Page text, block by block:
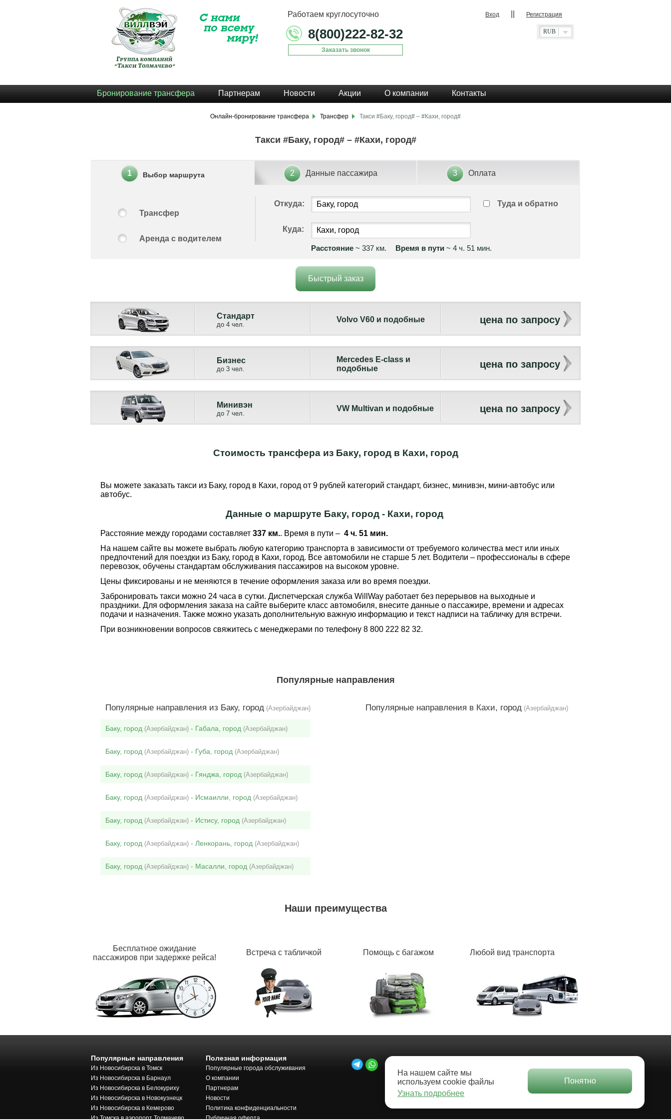
Работаем круглосуточно
8(800)222-82-32
Заказать звонок
Вход Регистрация
RUB
Бронирование трансфера Партнерам Новости Акции О компании Контакты
Онлайн-бронирование трансфера Трансфер Такси #Баку, город# – #Кахи, город#
Такси #Баку, город# – #Кахи, город#
1 Выбор маршрута 2 Данные пассажира 3 Оплата
Трансфер
Аренда с водителем
Откуда:
Куда:
Туда и обратно
Расстояние ~ 337 км. Время в пути ~ 4 ч. 51 мин.
Быстрый заказ
Стандарт
до 4 чел.
Volvo V60 и подобные цена по запросу
Бизнес
до 3 чел.
Mercedes Е-class и
подобные
цена по запросу
Минивэн
до 7 чел.
VW Multivan и подобные цена по запросу
Стоимость трансфера из Баку, город в Кахи, город
Вы можете заказать такси из Баку, город в Кахи, город от 9 рублей категорий стандарт, бизнес, минивэн, мини-автобус или
автобус.
Данные о маршруте Баку, город - Кахи, город
Расстояние между городами составляет 337 км.. Время в пути – 4 ч. 51 мин.
На нашем сайте вы можете выбрать любую категорию транспорта в зависимости от требуемого количества мест или иных
предпочтений для поездки из Баку, город в Кахи, город. Все автомобили не старше 5 лет. Водители – профессионалы в сфере
перевозок, обучены стандартам обслуживания пассажиров на высоком уровне.
Цены фиксированы и не меняются в течение оформления заказа или во время поездки.
Забронировать такси можно 24 часа в сутки. Диспетчерская служба WillWay работает без перерывов на выходные и
праздники. Для оформления заказа на сайте выберите класс автомобиля, внесите данные о пассажире, времени и адресах
подачи и назначения. Также можно указать дополнительную важную информацию и текст надписи на табличку для встречи.
При возникновении вопросов свяжитесь с менеджерами по телефону 8 800 222 82 32.
Популярные направления
Популярные направления из Баку, город (Азербайджан)
Баку, город (Азербайджан) - Габала, город (Азербайджан)
Баку, город (Азербайджан) - Губа, город (Азербайджан)
Баку, город (Азербайджан) - Гянджа, город (Азербайджан)
Баку, город (Азербайджан) - Исмаилли, город (Азербайджан)
Баку, город (Азербайджан) - Истису, город (Азербайджан)
Баку, город (Азербайджан) - Ленкорань, город (Азербайджан)
Баку, город (Азербайджан) - Масалли, город (Азербайджан)
Популярные направления в Кахи, город (Азербайджан)
Наши преимущества
Бесплатное ожидание
пассажиров при задержке рейса!
Встреча с табличкой Помощь с багажом Любой вид транспорта
Популярные направления
Из Новосибирска в Томск
Из Новосибирска в Барнаул
Из Новосибирска в Белокуриху
Из Новосибирска в Новокузнецк
Из Новосибирска в Кемерово
Полезная информация
Популярные города обслуживания
О компании
Партнерам
Новости
Политика конфиденциальности
тел.: 8 (800) 222-82-32
Внимание: у нас предварительное
На нашем сайте мы
используем cookie файлы
Узнать подробнее
Понятно